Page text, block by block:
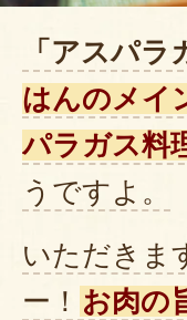
「アスパラ
はんのメイ
パラガス料
うですよ。
いただきま
ー！ お肉の